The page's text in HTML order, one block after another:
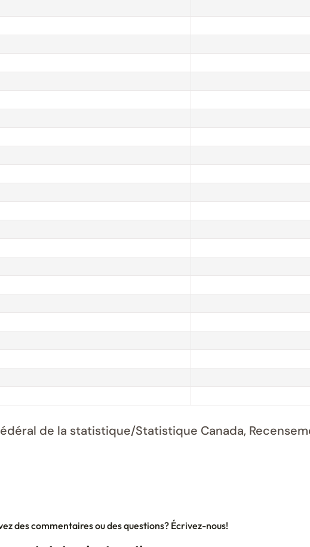
de la statistique/Statistique Canada,
des commentaires ou des questions? Écrivez-nous!